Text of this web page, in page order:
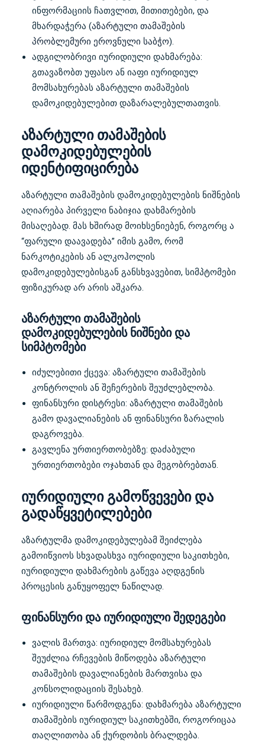
ინფორმაციის ჩათვლით, მითითებები, და
მხარდაჭერა (აზარტული თამაშების
პრობლემური ეროვნული საბჭო).
ადგილობრივი იურიდიული დახმარება:
გთავაზობთ უფასო ან იაფი იურიდიულ
მომსახურებას აზარტული თამაშების
დამოკიდებულებით დაზარალებულთათვის.
აზარტული თამაშების
დამოკიდებულების
იდენტიფიცირება
აზარტული თამაშების დამოკიდებულების ნიშნების
აღიარება პირველი ნაბიჯია დახმარების
მისაღებად. მას ხშირად მოიხსენიებენ, როგორც ა
“ფარული დაავადება” იმის გამო, რომ
ნარკოტიკების ან ალკოჰოლის
დამოკიდებულებისგან განსხვავებით, სიმპტომები
ფიზიკურად არ არის აშკარა.
აზარტული თამაშების
დამოკიდებულების ნიშნები და
სიმპტომები
იძულებითი ქცევა: აზარტული თამაშების
კონტროლის ან შეჩერების შეუძლებლობა.
ფინანსური დისტრესი: აზარტული თამაშების
გამო დავალიანების ან ფინანსური ზარალის
დაგროვება.
გავლენა ურთიერთობებზე: დაძაბული
ურთიერთობები ოჯახთან და მეგობრებთან.
იურიდიული გამოწვევები და
გადაწყვეტილებები
აზარტულმა დამოკიდებულებამ შეიძლება
გამოიწვიოს სხვადასხვა იურიდიული საკითხები,
იურიდიული დახმარების გაწევა აღდგენის
პროცესის განუყოფელ ნაწილად.
ფინანსური და იურიდიული შედეგები
ვალის მართვა: იურიდიულ მომსახურებას
შეუძლია რჩევების მიწოდება აზარტული
თამაშების დავალიანების მართვისა და
კონსოლიდაციის შესახებ.
იურიდიული წარმოდგენა: დახმარება აზარტული
თამაშების იურიდიულ საკითხებში, როგორიცაა
თაღლითობა ან ქურდობის ბრალდება.